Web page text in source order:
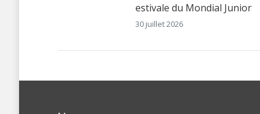
estivale du Mondial Junior
30 juillet 2026